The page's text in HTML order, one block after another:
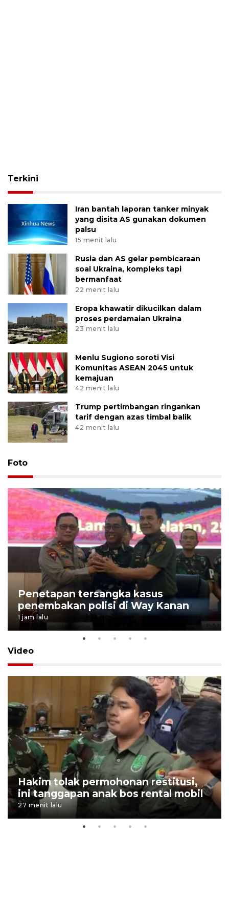
Terkini
Iran bantah laporan tanker minyak
yang disita AS gunakan dokumen
palsu
15 menit lalu
Rusia dan AS gelar pembicaraan
soal Ukraina, kompleks tapi
bermanfaat
22 menit lalu
Eropa khawatir dikucilkan dalam
proses perdamaian Ukraina
23 menit lalu
Menlu Sugiono soroti Visi
Komunitas ASEAN 2045 untuk
kemajuan
42 menit lalu
Trump pertimbangan ringankan
tarif dengan azas timbal balik
42 menit lalu
Foto
Penetapan tersangka kasus
penembakan polisi di Way Kanan
1 jam lalu
Video
Hakim tolak permohonan restitusi,
ini tanggapan anak bos rental mobil
27 menit lalu